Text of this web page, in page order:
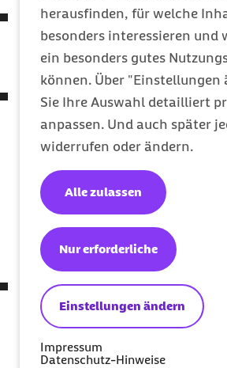
herausfinden, für welche
besonders interessieren und
ein besonders gutes
können. Über "Einstellungen
Sie Ihre Auswahl detailliert
anpassen. Und auch später
widerrufen oder ändern.
Einstellungen ändern
Nur erforderliche
Alle zulassen
Impressum
Datenschutz-Hinweise
Zweites Gesetz zum Schutz
einer epidemischen Lage von
Tragweite
Verordnung zum Ausgleich
finanzieller Belastungen der
Zahnärzte, der
gleichartigen Einrichtungen
Pflegehilfsmittelversorgung
COVID-19-
Schutzverordnung – COVID-
Verordnung über
Vorschriften des Fünften
Sozialgesetzbuch, des
Apothekenbetriebsordnung,